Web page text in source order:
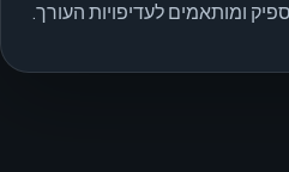
ומותאמים לעדיפויות העורך.